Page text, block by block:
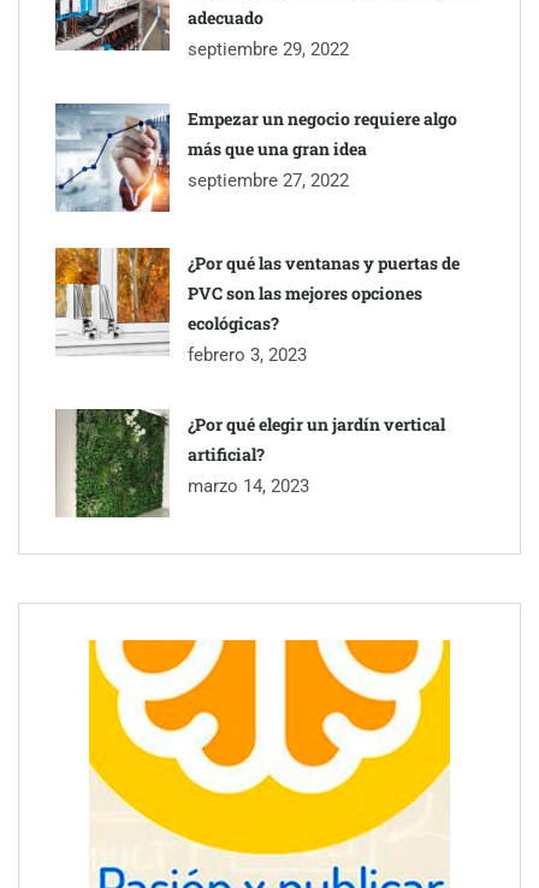
adecuado
septiembre 29, 2022
Empezar un negocio requiere algo
más que una gran idea
septiembre 27, 2022
¿Por qué las ventanas y puertas de
PVC son las mejores opciones
ecológicas?
febrero 3, 2023
¿Por qué elegir un jardín vertical
artificial?
marzo 14, 2023